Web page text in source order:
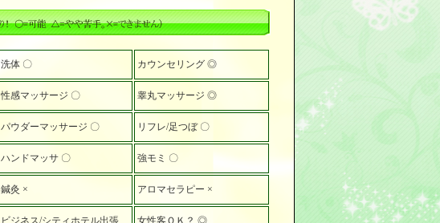
洗体 〇 カウンセリング ◎
性感マッサージ 〇 睾丸マッサージ ◎
パウダーマッサージ 〇 リフレ/足つぼ 〇
ハンドマッサ 〇 強モミ 〇
鍼灸 × アロマセラピー ×
ビジネス/シティホテル出張 女性客ＯＫ？ ◎